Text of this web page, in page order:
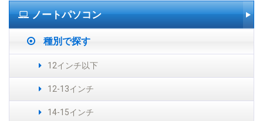
ノートパソコン
種別で探す
12インチ以下
12-13インチ
14-15インチ